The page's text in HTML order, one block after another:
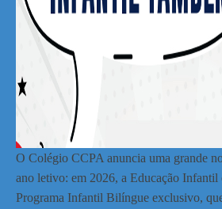
O Colégio CCPA anuncia uma grande
ano letivo: em 2026, a Educação Infantil
Programa Infantil Bilíngue exclusivo,